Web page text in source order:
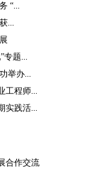
“...
...
专题...
举办...
工程师...
实践活...
合作交流